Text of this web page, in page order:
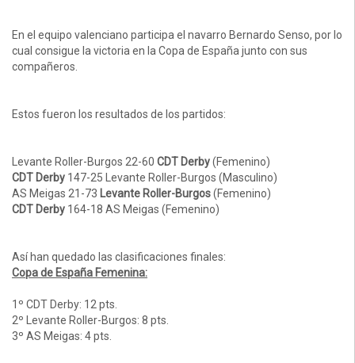
En el equipo valenciano participa el navarro Bernardo Senso, por lo
cual consigue la victoria en la Copa de España junto con sus
compañeros.
Estos fueron los resultados de los partidos:
Levante Roller-Burgos 22-60 CDT Derby(Femenino)
CDT Derby 147-25 Levante Roller-Burgos (Masculino)
AS Meigas 21-73 Levante Roller-Burgos(Femenino)
CDT Derby 164-18 AS Meigas (Femenino)
Así han quedado las clasificaciones finales:
Copa de España Femenina:
1º CDT Derby: 12 pts.
2º Levante Roller-Burgos: 8 pts.
3º AS Meigas: 4 pts.